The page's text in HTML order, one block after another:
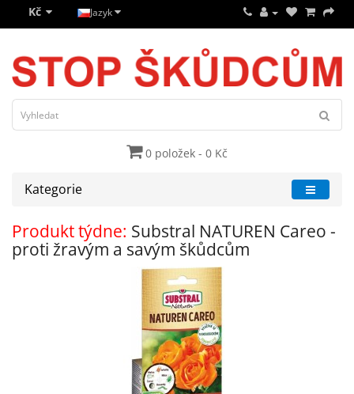
Kč Jazyk
0 položek - 0 Kč
Kategorie
Produkt týdne: Substral NATUREN Careo -
proti žravým a savým škůdcům